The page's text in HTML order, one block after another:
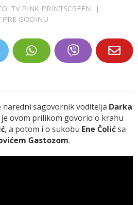
TV PINK PRINTSCREEN
|
PRE GODINU
naredni sagovornik voditelja Darka
je ovom prilikom govorio o krahu
, a potom i o sukobu Ene Čolićsa
Gastozom.